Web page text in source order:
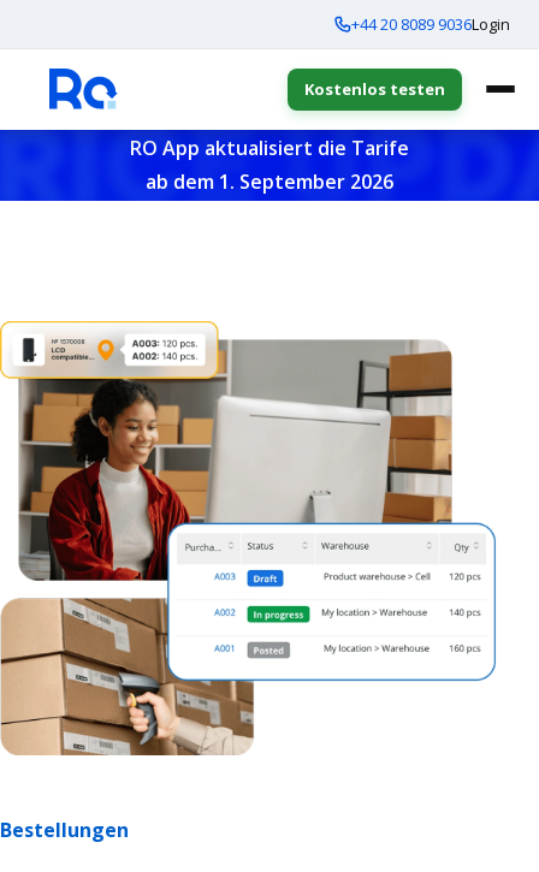
+44 20 8089 9036Login
Kostenlos testen
RO App aktualisiert die Tarife
ab dem 1. September 2026
Bestellungen